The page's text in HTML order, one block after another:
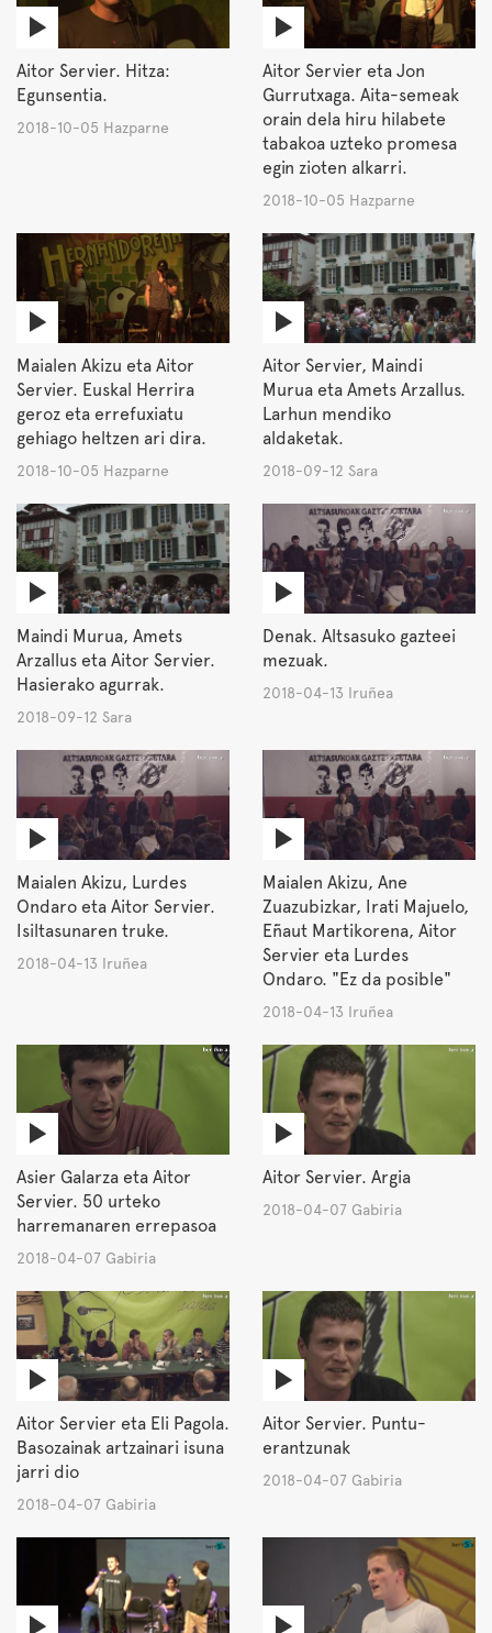
Aitor Servier. Hitza:
Egunsentia.
2018-10-05 Hazparne
Aitor Servier eta Jon
Gurrutxaga. Aita-semeak
orain dela hiru hilabete
tabakoa uzteko promesa
egin zioten alkarri.
2018-10-05 Hazparne
Maialen Akizu eta Aitor
Servier. Euskal Herrira
geroz eta errefuxiatu
gehiago heltzen ari dira.
2018-10-05 Hazparne
Aitor Servier, Maindi
Murua eta Amets Arzallus.
Larhun mendiko
aldaketak.
2018-09-12 Sara
Maindi Murua, Amets
Arzallus eta Aitor Servier.
Hasierako agurrak.
2018-09-12 Sara
Denak. Altsasuko gazteei
mezuak.
2018-04-13 Iruñea
Maialen Akizu, Lurdes
Ondaro eta Aitor Servier.
Isiltasunaren truke.
2018-04-13 Iruñea
Maialen Akizu, Ane
Zuazubizkar, Irati Majuelo,
Eñaut Martikorena, Aitor
Servier eta Lurdes
Ondaro. "Ez da posible"
2018-04-13 Iruñea
Asier Galarza eta Aitor
Servier. 50 urteko
harremanaren errepasoa
2018-04-07 Gabiria
Aitor Servier. Argia
2018-04-07 Gabiria
Aitor Servier eta Eli Pagola.
Basozainak artzainari isuna
jarri dio
2018-04-07 Gabiria
Aitor Servier. Puntu-
erantzunak
2018-04-07 Gabiria